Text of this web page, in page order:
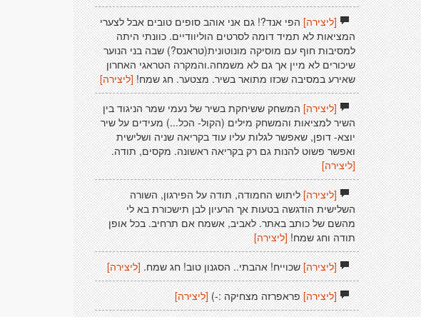
[ליצירה]הפי אנד?! גם אני אוהב סופים טובים אבל לצערי
המציאות לא תמיד דומה לסרטים הוליוודיים. כוונתי היתה
למסיבות חוף עם מוסיקה מונוטונית(טראנס?) שבה בני הנוער
שיכורים לא מיין אך גם לא משמחה.והמקרה הטראגי האחרון
שאירע במסיבה שכזו מתואר בשיר. מצטער. חג שמח! [ליצירה]
[ליצירה]המשחק ששיחקת בשיר של נעמי שמר הניגוד בין
השיר למציאות והמשחק מילים (הקול- הכל...) מעידים על שיר
יוצא- דופן, שאפשר לגלות עליו עוד בקריאה שניה ושלישית
ואפשר פשוט להנות גם רק בקריאה ראשונה. מקסים, תודה.
[ליצירה]
[ליצירה]ליתוש החמודה, תודה על הפירגון, השורה
השלישית הודגשה בטעות אך הרעיון לבן תישכורת בא לי
מהשם של כותב באתר. לאביב, אשמח אם תרחיב. בכל אופן
תודה וחג שמח![ליצירה]
[ליצירה]שכוייח! אהבתי.. הסגנון טוב! חג שמח. [ליצירה]
[ליצירה]פראפרזה מצחיקה :-) [ליצירה]